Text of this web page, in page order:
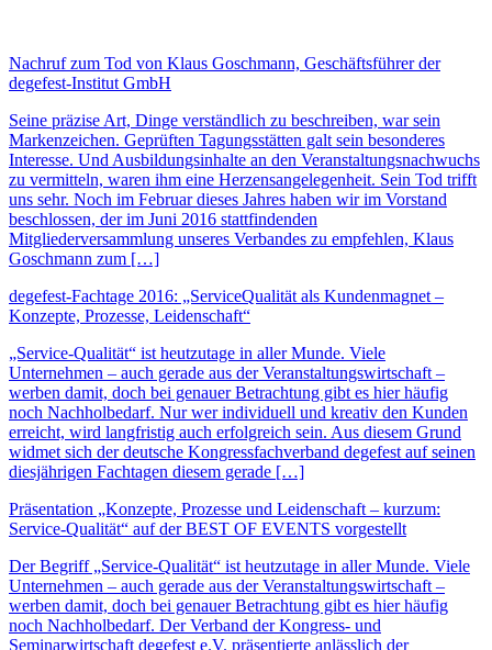
Nachruf zum Tod von Klaus Goschmann, Geschäftsführer der
degefest-Institut GmbH
Seine präzise Art, Dinge verständlich zu beschreiben, war sein
Markenzeichen. Geprüften Tagungsstätten galt sein besonderes
Interesse. Und Ausbildungsinhalte an den Veranstaltungsnachwuchs
zu vermitteln, waren ihm eine Herzensangelegenheit. Sein Tod trifft
uns sehr. Noch im Februar dieses Jahres haben wir im Vorstand
beschlossen, der im Juni 2016 stattfindenden
Mitgliederversammlung unseres Verbandes zu empfehlen, Klaus
Goschmann zum […]
degefest-Fachtage 2016: „ServiceQualität als Kundenmagnet –
Konzepte, Prozesse, Leidenschaft“
„Service-Qualität“ ist heutzutage in aller Munde. Viele
Unternehmen – auch gerade aus der Veranstaltungswirtschaft –
werben damit, doch bei genauer Betrachtung gibt es hier häufig
noch Nachholbedarf. Nur wer individuell und kreativ den Kunden
erreicht, wird langfristig auch erfolgreich sein. Aus diesem Grund
widmet sich der deutsche Kongressfachverband degefest auf seinen
diesjährigen Fachtagen diesem gerade […]
Präsentation „Konzepte, Prozesse und Leidenschaft – kurzum:
Service-Qualität“ auf der BEST OF EVENTS vorgestellt
Der Begriff „Service-Qualität“ ist heutzutage in aller Munde. Viele
Unternehmen – auch gerade aus der Veranstaltungswirtschaft –
werben damit, doch bei genauer Betrachtung gibt es hier häufig
noch Nachholbedarf. Der Verband der Kongress- und
Seminarwirtschaft degefest e.V. präsentierte anlässlich der